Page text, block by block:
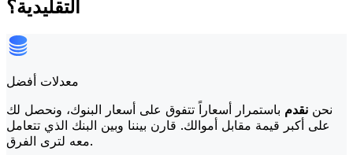
التقليدية؟
معدلات أفضل
نحن نقدم باستمرار أسعاراً تتفوق على أسعار البنوك، ونحصل لك
على أكبر قيمة مقابل أموالك. قارن بيننا وبين البنك الذي تتعامل
معه لترى الفرق.